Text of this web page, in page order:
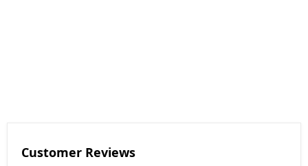
Customer Reviews